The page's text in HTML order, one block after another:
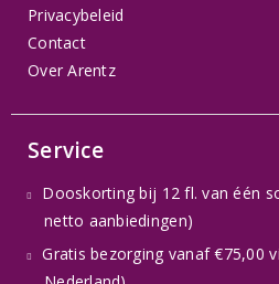
Privacybeleid
Contact
Over Arentz
Service
Dooskorting bij 12 fl. van één
netto aanbiedingen)
Gratis bezorging vanaf €75,00